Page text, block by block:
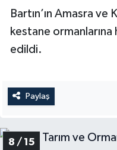
Bartın’ın Amasra
kestane ormanlarına
edildi.
Paylaş
8 / 15